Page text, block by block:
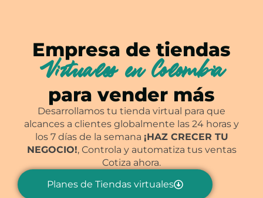
Empresa de tiendas
Virtuales en Colombia
para vender más
Desarrollamos tu tienda virtual para que
alcances a clientes globalmente las 24 horas y
los 7 días de la semana ¡HAZ CRECER TU
NEGOCIO!, Controla y automatiza tus ventas
Cotiza ahora.
Planes de Tiendas virtuales